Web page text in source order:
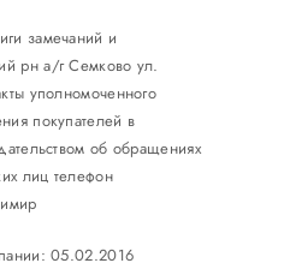
замечаний и
рн а/г Семково ул.
уполномоченного
покупателей в
об обращениях
лиц телефон
05.02.2016